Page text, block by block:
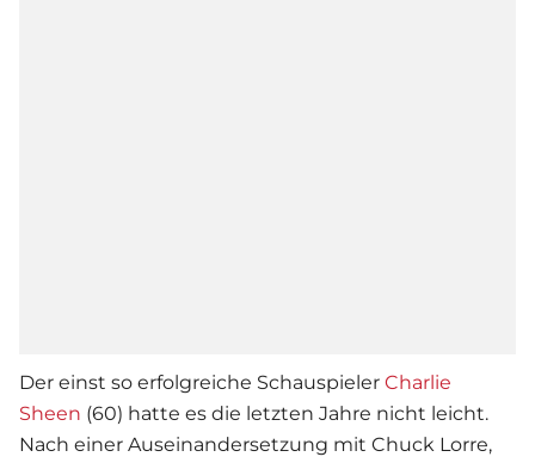
Der einst so erfolgreiche Schauspieler Charlie
Sheen (60) hatte es die letzten Jahre nicht leicht.
Nach einer Auseinandersetzung mit Chuck Lorre,